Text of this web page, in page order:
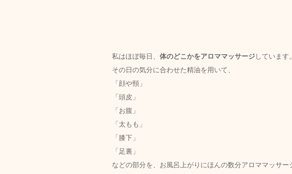
私はほぼ毎日、 体のどこかをアロママッサージしています。
その日の気分に合わせた精油を用いて、
「顔や頸」
「頭皮」
「お腹」
「太もも」
「膝下」
「足裏」
などの部分を、お風呂上がりにほんの数分アロママッサー